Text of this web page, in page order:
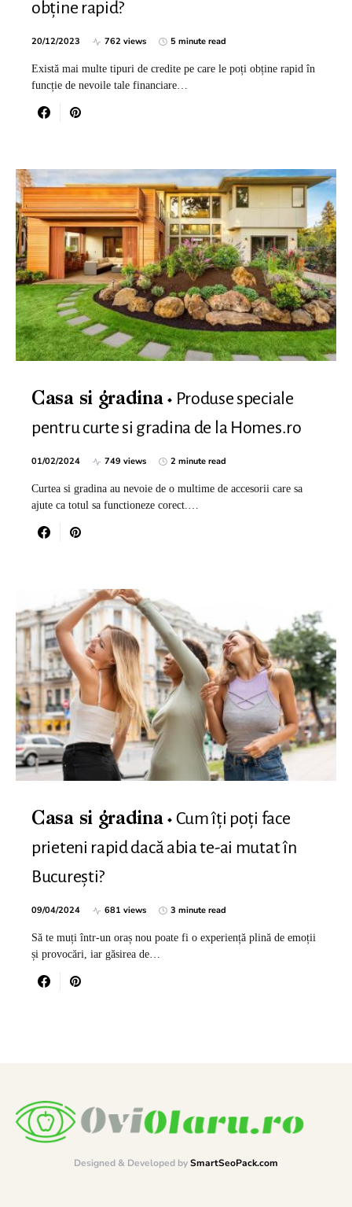
obține rapid?
20/12/2023 762 views 5 minute read
Există mai multe tipuri de credite pe care le poți obține rapid în
funcție de nevoile tale financiare…
Casa si gradina
Produse speciale
pentru curte si gradina de la Homes.ro
01/02/2024 749 views 2 minute read
Curtea si gradina au nevoie de o multime de accesorii care sa
ajute ca totul sa functioneze corect.…
Casa si gradina
Cum îți poți face
prieteni rapid dacă abia te-ai mutat în
București?
09/04/2024 681 views 3 minute read
Să te muți într-un oraș nou poate fi o experiență plină de emoții
și provocări, iar găsirea de…
Designed & Developed bySmartSeoPack.com